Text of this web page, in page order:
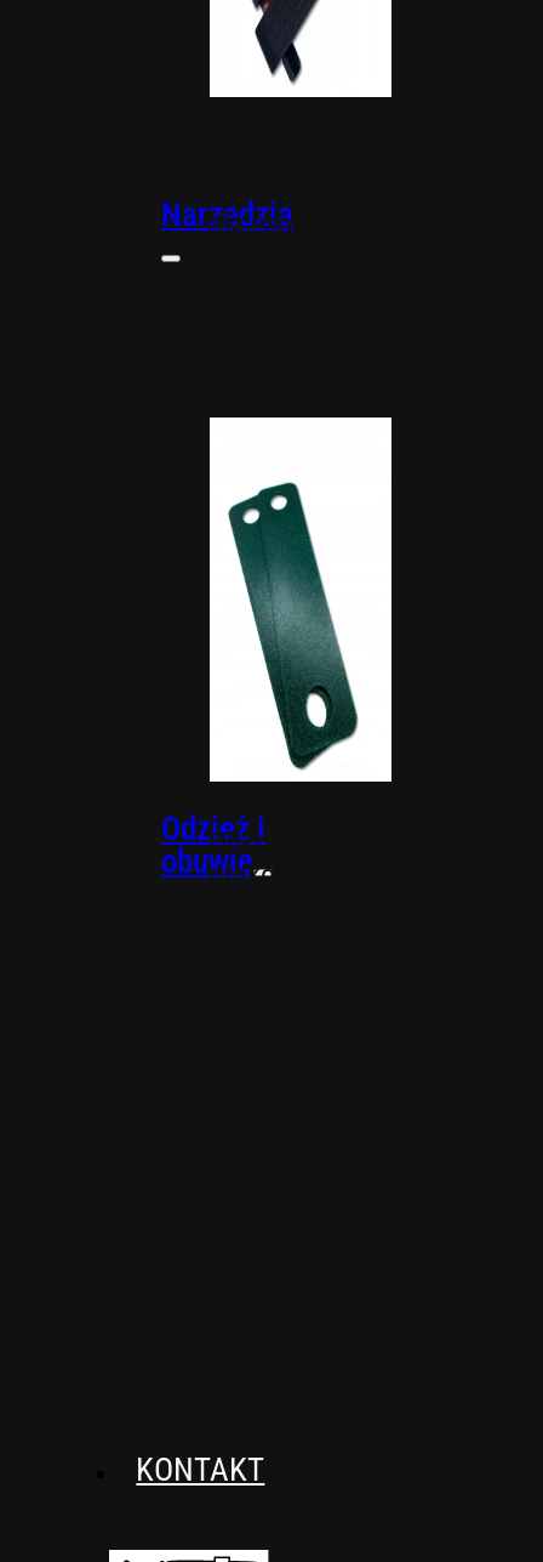
Narzędzia
akcesoriami
utrzymać porządek.
Uchwyty
magnetyczne
Wkładki
PACKOUT
Odzież i
obuwieOdkryj akcesoria
drukowane w 3D, które
KONTAKT